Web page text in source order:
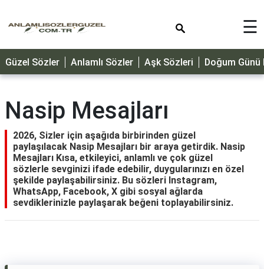
GÜZEL
SÖZLER
DOĞUM
GÜNÜ
MESAJLARI
ÖZEL
GÜNLER
DİNİ
SÖZLER
☰
Güzel Sözler Anlamlı Sözler Aşk Sözleri Doğum Günü
Nasip Mesajları
2026, Sizler için aşağıda birbirinden güzel
paylaşılacak Nasip Mesajları bir araya getirdik. Nasip
Mesajları Kısa, etkileyici, anlamlı ve çok güzel
sözlerle sevginizi ifade edebilir, duygularınızı en özel
şekilde paylaşabilirsiniz. Bu sözleri Instagram,
WhatsApp, Facebook, X gibi sosyal ağlarda
sevdiklerinizle paylaşarak beğeni toplayabilirsiniz.